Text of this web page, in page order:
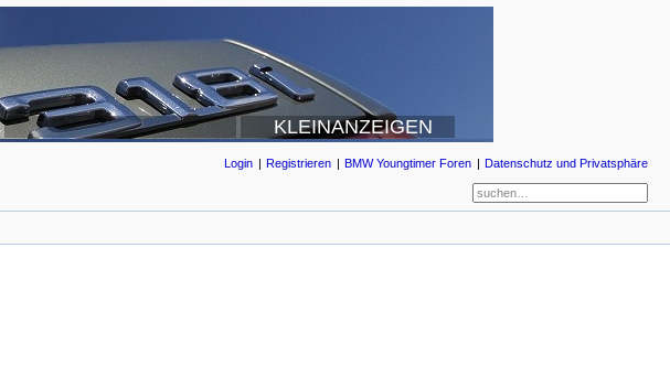
KLEINANZEIGEN
Login Registrieren BMW Youngtimer Foren Datenschutz und Privatsphäre